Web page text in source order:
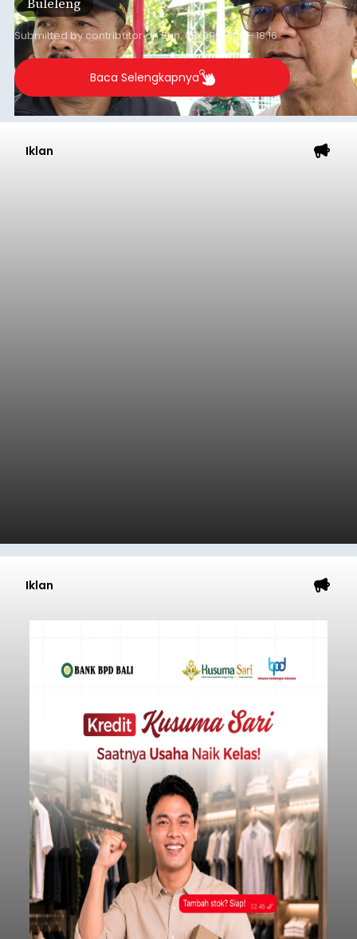
yang belum optimal, semuanya menjadi
perhatian pemerintah daerah.
Submitted bycontributoronSun, 08/09/2026 - 18:16
Baca Selengkapnya
Iklan
Iklan